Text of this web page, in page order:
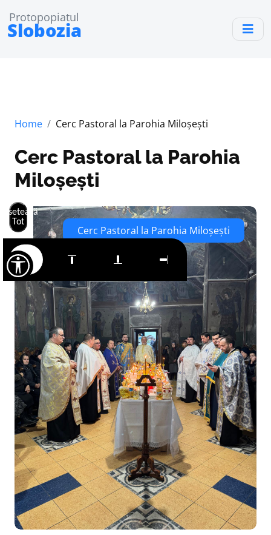
Protopopiatul
Slobozia
Home Cerc Pastoral la Parohia Miloșești
Cerc Pastoral la Parohia
Miloșești
Cerc Pastoral la Parohia Miloșești
Tot